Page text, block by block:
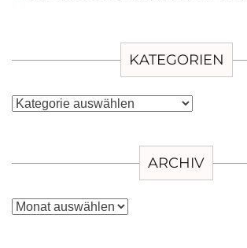
KATEGORIEN
Kategorien
ARCHIV
Archiv